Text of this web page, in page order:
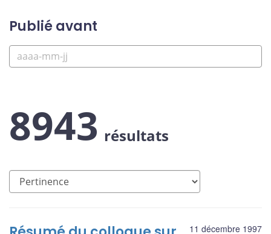
Publié avant
8943 résultats
11 décembre 1997